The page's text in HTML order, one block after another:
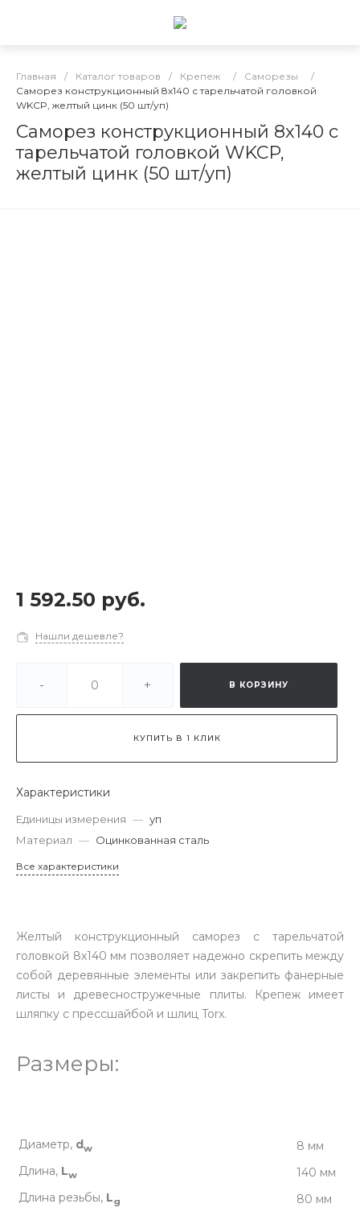
Главная / Каталог товаров / Крепеж / Саморезы
/
Саморез конструкционный 8х140 с тарельчатой головкой
WKCP, желтый цинк (50 шт/уп)
Саморез конструкционный 8х140 с
тарельчатой головкой WKCP,
желтый цинк (50 шт/уп)
1 592.50 руб.
Нашли дешевле?
- + В КОРЗИНУ
КУПИТЬ В 1 КЛИК
Характеристики
Единицы измерения — уп
Материал — Оцинкованная сталь
Все характеристики
Желтый конструкционный саморез с тарельчатой
головкой 8х140 мм позволяет надежно скрепить между
собой деревянные элементы или закрепить фанерные
листы и древесностружечные плиты. Крепеж имеет
шляпку с прессшайбой и шлиц Torx.
Размеры:
Диаметр, dw
8 мм
Длина, Lw
140 мм
Длина резьбы, Lg
80 мм